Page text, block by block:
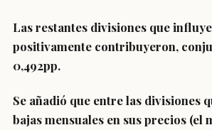
Las restantes divisiones que
positivamente contribuyeron,
0,492pp.
Se añadió que entre las divisiones
bajas mensuales en sus precios (el